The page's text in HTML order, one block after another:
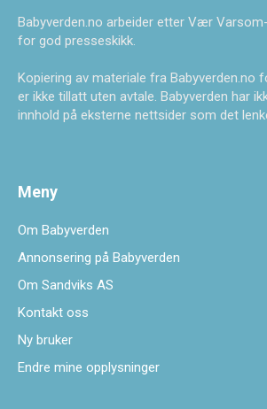
Babyverden.no arbeider etter Vær
for god presseskikk.
Kopiering av materiale fra Babyverden.no
er ikke tillatt uten avtale. Babyverden har
innhold på eksterne nettsider som det
Meny
Om Babyverden
Annonsering på Babyverden
Om Sandviks AS
Kontakt oss
Ny bruker
Endre mine opplysninger